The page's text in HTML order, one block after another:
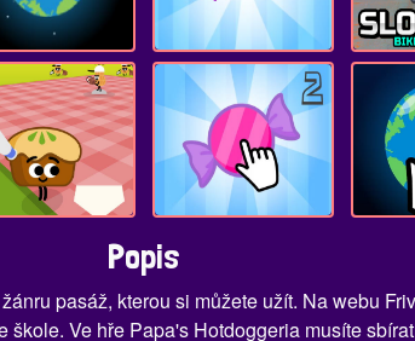
Popis
pasáž, kterou si můžete užít. Na webu
Ve hře Papa's Hotdoggeria musíte